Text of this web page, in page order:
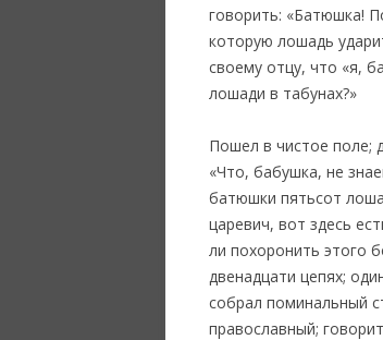
говорить: «Батюшка!
которую лошадь
своему отцу, что «я,
лошади в табунах?»
Пошел в чистое поле;
«Что, бабушка, не
батюшки пятьсот
царевич, вот здесь
ли похоронить этого
двенадцати цепях;
собрал поминальный
православный;